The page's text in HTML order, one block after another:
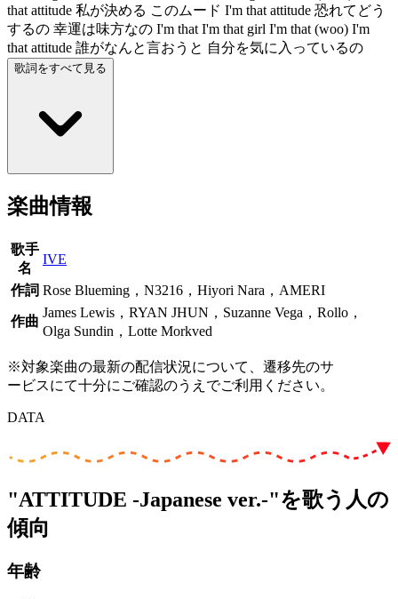
that attitude 私が決める このムード I'm that attitude 恐れてどう
するの 幸運は味方なの I'm that I'm that girl I'm that (woo) I'm
that attitude 誰がなんと言おうと 自分を気に入っているの
歌詞をすべて見る
楽曲情報
歌手
名
IVE
作詞 Rose Blueming，N3216，Hiyori Nara，AMERI
作曲
James Lewis，RYAN JHUN，Suzanne Vega，Rollo，
Olga Sundin，Lotte Morkved
※対象楽曲の最新の配信状況について、遷移先のサ
ービスにて十分にご確認のうえでご利用ください。
DATA
"ATTITUDE -Japanese ver.-"を歌う人の
傾向
年齢